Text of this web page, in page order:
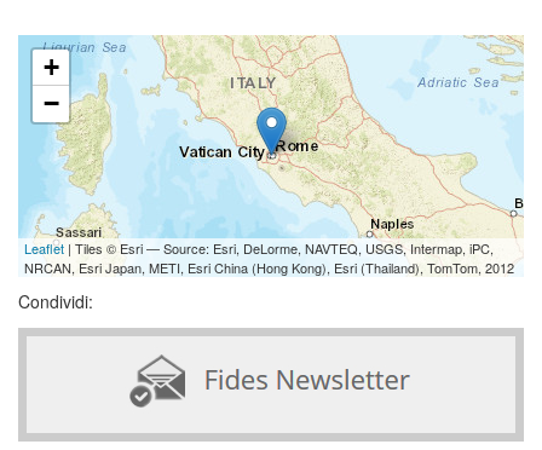
+
−
Leaflet | Tiles © Esri — Source: Esri, DeLorme, NAVTEQ, USGS, Intermap, iPC,
NRCAN, Esri Japan, METI, Esri China (Hong Kong), Esri (Thailand), TomTom, 2012
Condividi: